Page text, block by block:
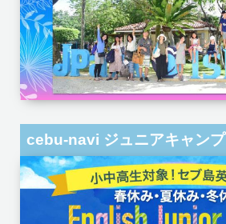
cebu-navi ジュニアキャンプ